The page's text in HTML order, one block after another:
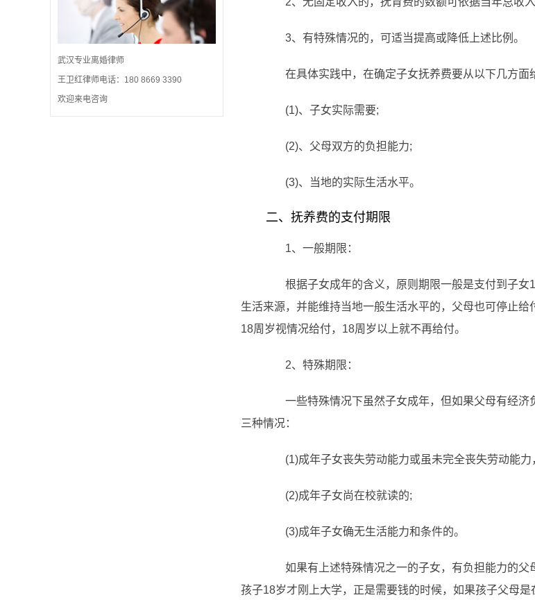
3、有特殊情况的，可适当提高或降低上述比例。
在具体实践中，在确定子女抚养费要从以下几方面
(1)、子女实际需要;
(2)、父母双方的负担能力;
(3)、当地的实际生活水平。
二、抚养费的支付期限
1、一般期限：
根据子女成年的含义，原则期限一般是支付到子女
生活来源，并能维持当地一般生活水平的，父母也可停止
18周岁视情况给付，18周岁以上就不再给付。
2、特殊期限：
一些特殊情况下虽然子女成年，但如果父母有经济
三种情况：
(1)成年子女丧失劳动能力或虽未完全丧失劳动能力
(2)成年子女尚在校就读的;
(3)成年子女确无生活能力和条件的。
如果有上述特殊情况之一的子女，有负担能力的父
孩子18岁才刚上大学，正是需要钱的时候，如果孩子父母
武汉专业离婚律师
王卫红律师电话：180 8669 3390
欢迎来电咨询